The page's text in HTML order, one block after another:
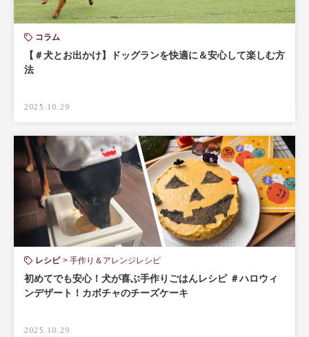
コラム
【＃犬とお出かけ】ドッグランを快適に＆安心して楽しむ方
法
2025.10.29
レシピ 手作り＆アレンジレシピ
初めてでも安心！犬が喜ぶ手作りごはんレシピ ＃ハロウィ
ンデザート！カボチャのチーズケーキ
2025.10.29